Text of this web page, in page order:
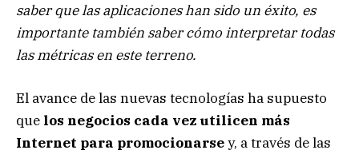
saber que las aplicaciones han sido un éxito, es
importante también saber cómo interpretar todas
las métricas en este terreno.
El avance de las nuevas tecnologías ha supuesto
que los negocios cada vez utilicen más
Internet para promocionarsey, a través de las